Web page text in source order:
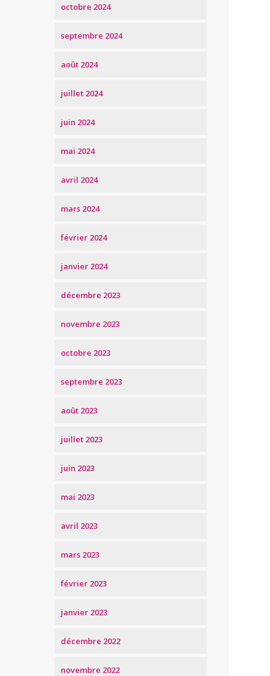
octobre 2024
septembre 2024
août 2024
juillet 2024
juin 2024
mai 2024
avril 2024
mars 2024
février 2024
janvier 2024
décembre 2023
novembre 2023
octobre 2023
septembre 2023
août 2023
juillet 2023
juin 2023
mai 2023
avril 2023
mars 2023
février 2023
janvier 2023
décembre 2022
novembre 2022